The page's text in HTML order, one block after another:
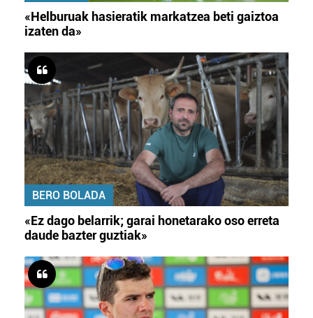
«Helburuak hasieratik markatzea beti gaiztoa
izaten da»
BERO BOLADA
«Ez dago belarrik; garai honetarako oso erreta
daude bazter guztiak»